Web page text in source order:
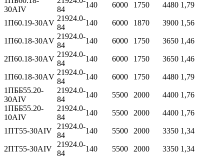
30АIV
84
140 6000 1750 4480 1,79
1П60.19-30АV
21924.0-
84
140 6000 1870 3900 1,56
1П60.18-30АV
21924.0-
84
140 6000 1750 3650 1,46
2П60.18-30АV
21924.0-
84
140 6000 1750 3650 1,46
1П60.18-30АV
21924.0-
84
140 6000 1750 4480 1,79
1ПББ55.20-
30АIV
21924.0-
84
140 5500 2000 4400 1,76
1ПББ55.20-
10АIV
21924.0-
84
140 5500 2000 4400 1,76
1ПТ55-30АIV
21924.0-
84
140 5500 2000 3350 1,34
2ПТ55-30АIV
21924.0-
84
140 5500 2000 3350 1,34